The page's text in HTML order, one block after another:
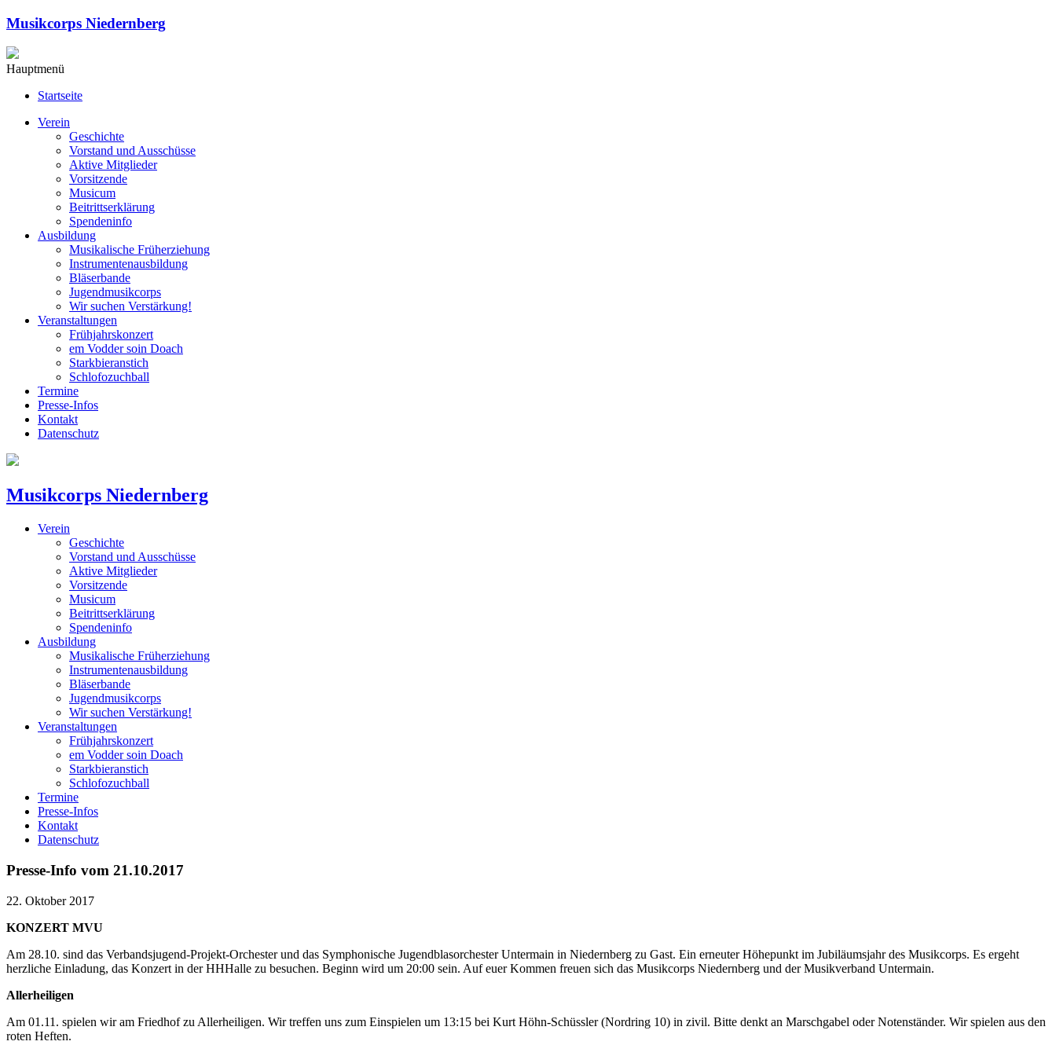
Musikcorps Niedernberg
Hauptmenü
Startseite
Verein
Geschichte
Vorstand und Ausschüsse
Aktive Mitglieder
Vorsitzende
Musicum
Beitrittserklärung
Spendeninfo
Ausbildung
Musikalische Früherziehung
Instrumentenausbildung
Bläserbande
Jugendmusikcorps
Wir suchen Verstärkung!
Veranstaltungen
Frühjahrskonzert
em Vodder soin Doach
Starkbieranstich
Schlofozuchball
Termine
Presse-Infos
Kontakt
Datenschutz
Musikcorps Niedernberg
Verein
Geschichte
Vorstand und Ausschüsse
Aktive Mitglieder
Vorsitzende
Musicum
Beitrittserklärung
Spendeninfo
Ausbildung
Musikalische Früherziehung
Instrumentenausbildung
Bläserbande
Jugendmusikcorps
Wir suchen Verstärkung!
Veranstaltungen
Frühjahrskonzert
em Vodder soin Doach
Starkbieranstich
Schlofozuchball
Termine
Presse-Infos
Kontakt
Datenschutz
Presse-Info vom 21.10.2017
22. Oktober 2017
KONZERT MVU
Am 28.10. sind das Verbandsjugend-Projekt-Orchester und das Symphonische Jugendblasorchester Untermain in Niedernberg zu Gast. Ein erneuter Höhepunkt im Jubiläumsjahr des Musikcorps. Es ergeht
herzliche Einladung, das Konzert in der HHHalle zu besuchen. Beginn wird um 20:00 sein. Auf euer Kommen freuen sich das Musikcorps Niedernberg und der Musikverband Untermain.
Allerheiligen
Am 01.11. spielen wir am Friedhof zu Allerheiligen. Wir treffen uns zum Einspielen um 13:15 bei Kurt Höhn-Schüssler (Nordring 10) in zivil. Bitte denkt an Marschgabel oder Notenständer. Wir spielen aus den
roten Heften.